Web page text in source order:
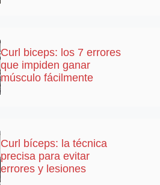
Curl biceps: los 7 errores
que impiden ganar
músculo fácilmente
Curl bíceps: la técnica
precisa para evitar
errores y lesiones